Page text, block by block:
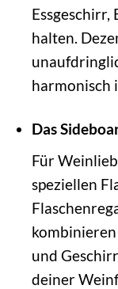
halten.
harmonisch
Das
Für
speziellen
und
deiner